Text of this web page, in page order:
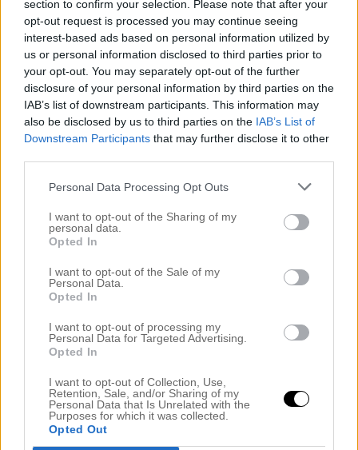
section to confirm your selection. Please note that after your
opt-out request is processed you may continue seeing
interest-based ads based on personal information utilized by
us or personal information disclosed to third parties prior to
your opt-out. You may separately opt-out of the further
disclosure of your personal information by third parties on the
IAB’s list of downstream participants. This information may
also be disclosed by us to third parties on the IAB’s List of
Downstream Participants that may further disclose it to other
Personal Data Processing Opt Outs
I want to opt-out of the Sharing of my
personal data.
Opted In
I want to opt-out of the Sale of my
Personal Data.
Opted In
I want to opt-out of processing my
Personal Data for Targeted Advertising.
Opted In
I want to opt-out of Collection, Use,
Retention, Sale, and/or Sharing of my
Personal Data that Is Unrelated with the
Purposes for which it was collected.
Opted Out
15:08 | JUL 24. 2012 Petra AdminComments are off for this
post.
Tjingeling mes amis!
Var runt och letade krukor till altanen häromdagen vilket
inte var det enklaste direkt. (Älskar ju nethandel men den
lämpar sig kanske inte så bra till tuuunga stora krukor:) For
Stora rejäla, klassiska, okonstlade, oplastiga och i en
perfekt grå ton till vårt laserade terassgolv
. Det bästa av
allt? Priset! Halva priset tom! Fanns massor på rea hos
Plantagen för typ en hundring:)